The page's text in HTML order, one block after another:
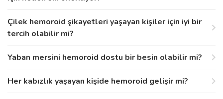
Çilek hemoroid şikayetleri yaşayan kişiler için iyi bir
tercih olabilir mi?
Yaban mersini hemoroid dostu bir besin olabilir mi?
Her kabızlık yaşayan kişide hemoroid gelişir mi?